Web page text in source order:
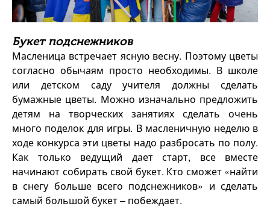
Букет подснежников
Масленица встречает ясную весну. Поэтому цветы
согласно обычаям просто необходимы. В школе
или детском саду учителя должны сделать
бумажные цветы. Можно изначально предложить
детям на творческих занятиях сделать очень
много поделок для игры. В масленичную неделю в
ходе конкурса эти цветы надо разбросать по полу.
Как только ведущий дает старт, все вместе
начинают собирать свой букет. Кто сможет «найти
в снегу больше всего подснежников» и сделать
самый большой букет – побеждает.